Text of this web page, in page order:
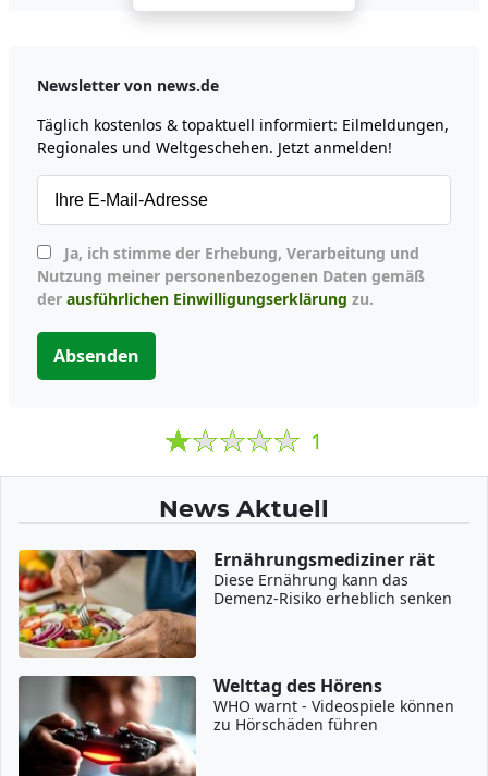
Newsletter von news.de
Täglich kostenlos & topaktuell informiert: Eilmeldungen,
Regionales und Weltgeschehen. Jetzt anmelden!
Nutzung meiner personenbezogenen Daten gemäß
der ausführlichen Einwilligungserklärung zu.
Absenden
1
News Aktuell
Ernährungsmediziner rät
Diese Ernährung kann das
Demenz-Risiko erheblich senken
Welttag des Hörens
WHO warnt - Videospiele können
zu Hörschäden führen